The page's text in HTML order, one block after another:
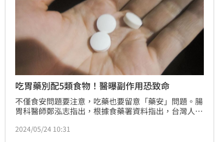
吃胃藥別配5類食物！醫曝副作用恐致命
不僅食安問題要注意，吃藥也要留意「藥安」問題。腸
胃科醫師鄭泓志指出，根據食藥署資料指出，台灣人一
方式，能有效緩解胃痛、消化不良等症狀。但同時，在
2024/05/24 10:31